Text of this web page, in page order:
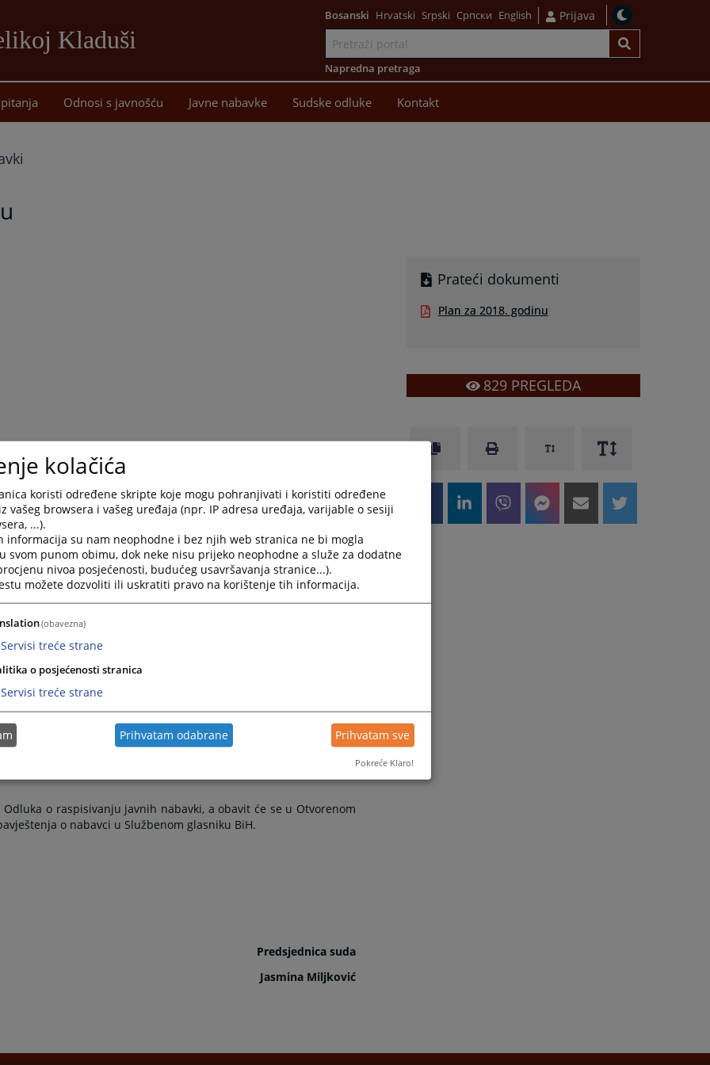
Kladuši
sadržaj
Bosanski Hrvatski Srpski Српски English Prijava
Napredna pretraga
Odnosi s javnošću Javne nabavke Sudske odluke Kontakt
(Sl.novine F BiH, br.38/05 , 22/06,
BiH“, br. 39/14) i odredaba Pravilnika o nabavci robe,
Kladuši, broj: 023-0-SU-07-000496 od 24.10.2007. godine, te
Općinski sud u Velikoj Kladuši, Predsjednica suda donosi
NABAVKI
isporuku roba
se sukcesivno ispostavljati za potrebe Općinskog suda u Velikoj
23.10.2020.godine) i to:
litara u iznosu od cca 32.000,00 KM (bez PDV-a)
ovog suda količine 6.800 litara u vrijednosti od cca
o raspisivanju javnih nabavki, a obavit će se u Otvorenom
o nabavci u Službenom glasniku BiH.
Predsjednica suda
Jasmina Miljković
Prateći dokumenti
Plan za 2018. godinu
829PREGLEDA
kolačića
koristi određene skripte koje mogu pohranjivati i koristiti određene
vašeg browsera i vašeg uređaja (npr. IP adresa uređaja, varijable o sesiji
...).
informacija su nam neophodne i bez njih web stranica ne bi mogla
svom punom obimu, dok neke nisu prijeko neophodne a služe za dodatne
nivoa posjećenosti, budućeg usavršavanja stranice...).
možete dozvoliti ili uskratiti pravo na korištenje tih informacija.
(obavezna)
Servisi treće strane
o posjećenosti stranica
Servisi treće strane
Prihvatam odabrane Prihvatam sve
Pokreće Klaro!